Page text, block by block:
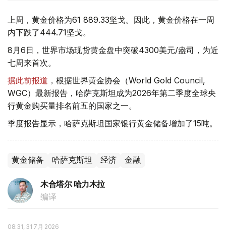
上周，黄金价格为61 889.33坚戈。因此，黄金价格在一周
内下跌了444.71坚戈。
8月6日，世界市场现货黄金盘中突破4300美元/盎司，为近
七周来首次。
据此前报道 ，根据世界黄金协会（World Gold Council,
WGC）最新报告，哈萨克斯坦成为2026年第二季度全球央
行黄金购买量排名前五的国家之一。
季度报告显示，哈萨克斯坦国家银行黄金储备增加了15吨。
黄金储备 哈萨克斯坦 经济 金融
木合塔尔 哈力木拉
编译
08:31, 31 7月 2026